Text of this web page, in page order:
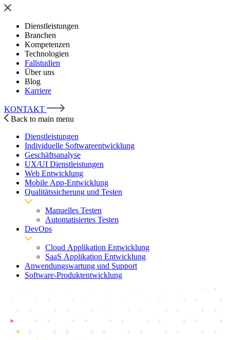
Dienstleistungen
Branchen
Kompetenzen
Technologien
Fallstudien
Über uns
Blog
Karriere
KONTAKT
Back to main menu
Dienstleistungen
Individuelle Softwareentwicklung
Geschäftsanalyse
UX/UI Dienstleistungen
Web Entwicklung
Mobile App-Entwicklung
Qualitätssicherung und Testen
Manuelles Testen
Automatisiertes Testen
DevOps
Cloud Applikation Entwicklung
SaaS Applikation Entwicklung
Anwendungswartung und Support
Software-Produktentwicklung